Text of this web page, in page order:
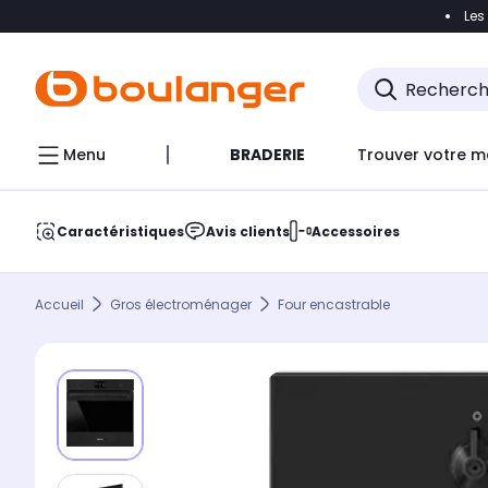
Accéder
Menu BRADERIE Trouver votre
Caractéristiques Avis clients Accessoires
Accueil Gros électroménager Four encastrable